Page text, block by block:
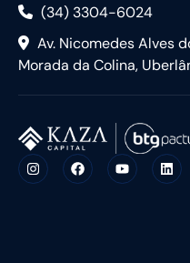
(34) 3304-6024
Av. Nicomedes Alves
Morada da Colina,